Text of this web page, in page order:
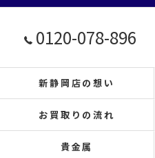
0120-078-896
新静岡店の想い
お買取りの流れ
貴金属